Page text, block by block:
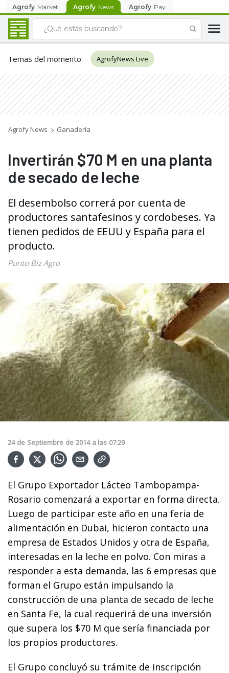
Agrofy Market Agrofy News Agrofy Pay
Temas del momento: AgrofyNews Live
Agrofy News Ganadería
Invertirán $70 M en una planta
de secado de leche
El desembolso correrá por cuenta de
productores santafesinos y cordobeses. Ya
tienen pedidos de EEUU y España para el
producto.
Punto Biz Agro
24 de Septiembre de 2014 a las 07:29
El Grupo Exportador Lácteo Tambopampa-
Rosario comenzará a exportar en forma directa.
Luego de participar este año en una feria de
alimentación en Dubai, hicieron contacto una
empresa de Estados Unidos y otra de España,
interesadas en la leche en polvo. Con miras a
responder a esta demanda, las 6 empresas que
forman el Grupo están impulsando la
construcción de una planta de secado de leche
en Santa Fe, la cual requerirá de una inversión
que supera los $70 M que sería financiada por
los propios productores.
El Grupo concluyó su trámite de inscripción